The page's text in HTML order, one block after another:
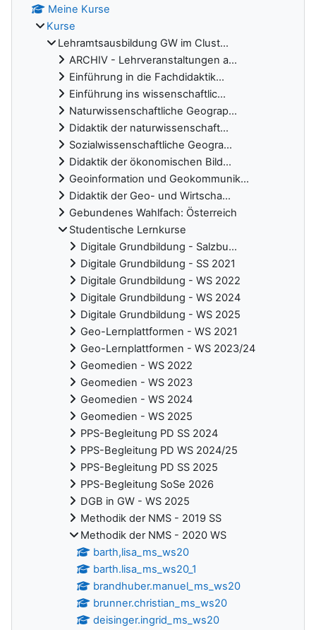
Meine Kurse
Kurse
Lehramtsausbildung GW im Clust...
ARCHIV - Lehrveranstaltungen a...
Einführung in die Fachdidaktik...
Einführung ins wissenschaftlic...
Naturwissenschaftliche Geograp...
Didaktik der naturwissenschaft...
Sozialwissenschaftliche Geogra...
Didaktik der ökonomischen Bild...
Geoinformation und Geokommunik...
Didaktik der Geo- und Wirtscha...
Gebundenes Wahlfach: Österreich
Studentische Lernkurse
Digitale Grundbildung - Salzbu...
Digitale Grundbildung - SS 2021
Digitale Grundbildung - WS 2022
Digitale Grundbildung - WS 2024
Digitale Grundbildung - WS 2025
Geo-Lernplattformen - WS 2021
Geo-Lernplattformen - WS 2023/24
Geomedien - WS 2022
Geomedien - WS 2023
Geomedien - WS 2024
Geomedien - WS 2025
PPS-Begleitung PD SS 2024
PPS-Begleitung PD WS 2024/25
PPS-Begleitung PD SS 2025
PPS-Begleitung SoSe 2026
DGB in GW - WS 2025
Methodik der NMS - 2019 SS
Methodik der NMS - 2020 WS
barth,lisa_ms_ws20
barth.lisa_ms_ws20_1
brandhuber.manuel_ms_ws20
brunner.christian_ms_ws20
deisinger.ingrid_ms_ws20